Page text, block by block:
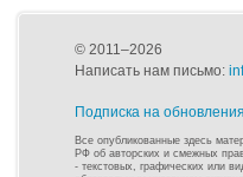
© 2011–2026
Написать нам письмо:
Подписка на обновления
Все опубликованные здесь
РФ об авторских и смежных
- текстовых, графических или